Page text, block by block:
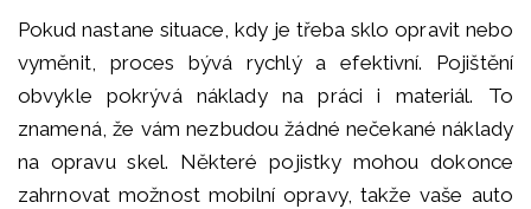
Pokud nastane situace, kdy je třeba sklo opravit nebo
vyměnit, proces bývá rychlý a efektivní. Pojištění
obvykle pokrývá náklady na práci i materiál. To
znamená, že vám nezbudou žádné nečekané náklady
na opravu skel. Některé pojistky mohou dokonce
zahrnovat možnost mobilní opravy, takže vaše auto